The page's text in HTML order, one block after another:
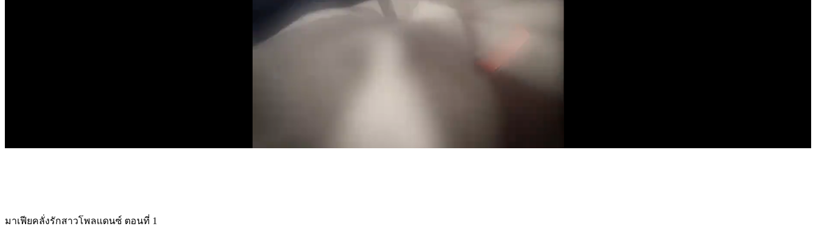
กับลูก้าน้องชายของผม
มาเฟียคลั่งรักสาวโพลแดนซ์ ตอนที่ 1